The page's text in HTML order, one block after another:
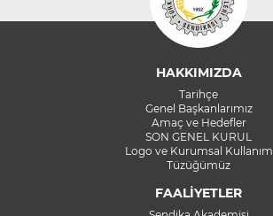
HAKKIMIZDA
Tarihçe
Genel Başkanlarımız
Amaç ve Hedefler
SON GENEL KURUL
Logo ve Kurumsal Kullanım
Tüzüğümüz
FAALİYETLER